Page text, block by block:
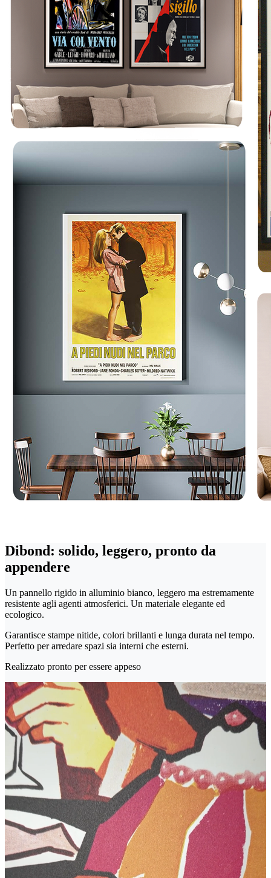
Dibond: solido, leggero, pronto da
appendere
Un pannello rigido in alluminio bianco, leggero ma estremamente
resistente agli agenti atmosferici. Un materiale elegante ed
ecologico.
Garantisce stampe nitide, colori brillanti e lunga durata nel tempo.
Perfetto per arredare spazi sia interni che esterni.
Realizzato pronto per essere appeso